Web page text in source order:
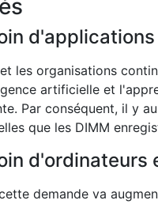
les organisations
artificielle et
Par conséquent, il y
que les DIMM
d'ordinateurs
demande va